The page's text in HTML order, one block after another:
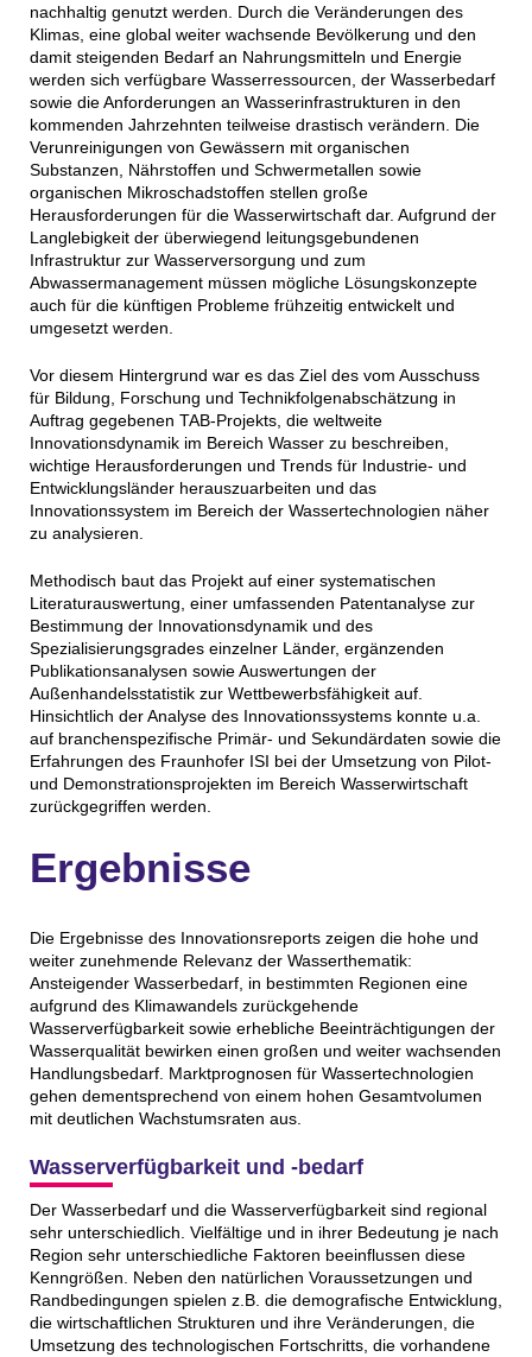
nachhaltig genutzt werden. Durch die Veränderungen des
Klimas, eine global weiter wachsende Bevölkerung und den
damit steigenden Bedarf an Nahrungsmitteln und Energie
werden sich verfügbare Wasserressourcen, der Wasserbedarf
sowie die Anforderungen an Wasserinfrastrukturen in den
kommenden Jahrzehnten teilweise drastisch verändern. Die
Verunreinigungen von Gewässern mit organischen
Substanzen, Nährstoffen und Schwermetallen sowie
organischen Mikroschadstoffen stellen große
Herausforderungen für die Wasserwirtschaft dar. Aufgrund der
Langlebigkeit der überwiegend leitungsgebundenen
Infrastruktur zur Wasserversorgung und zum
Abwassermanagement müssen mögliche Lösungskonzepte
auch für die künftigen Probleme frühzeitig entwickelt und
umgesetzt werden.
Vor diesem Hintergrund war es das Ziel des vom Ausschuss
für Bildung, Forschung und Technikfolgenabschätzung in
Auftrag gegebenen TAB-Projekts, die weltweite
Innovationsdynamik im Bereich Wasser zu beschreiben,
wichtige Herausforderungen und Trends für Industrie- und
Entwicklungsländer herauszuarbeiten und das
Innovationssystem im Bereich der Wassertechnologien näher
zu analysieren.
Methodisch baut das Projekt auf einer systematischen
Literaturauswertung, einer umfassenden Patentanalyse zur
Bestimmung der Innovationsdynamik und des
Spezialisierungsgrades einzelner Länder, ergänzenden
Publikationsanalysen sowie Auswertungen der
Außenhandelsstatistik zur Wettbewerbsfähigkeit auf.
Hinsichtlich der Analyse des Innovationssystems konnte u.a.
auf branchenspezifische Primär- und Sekundärdaten sowie die
Erfahrungen des Fraunhofer ISI bei der Umsetzung von Pilot-
und Demonstrationsprojekten im Bereich Wasserwirtschaft
zurückgegriffen werden.
Ergebnisse
Die Ergebnisse des Innovationsreports zeigen die hohe und
weiter zunehmende Relevanz der Wasserthematik:
Ansteigender Wasserbedarf, in bestimmten Regionen eine
aufgrund des Klimawandels zurückgehende
Wasserverfügbarkeit sowie erhebliche Beeinträchtigungen der
Wasserqualität bewirken einen großen und weiter wachsenden
Handlungsbedarf. Marktprognosen für Wassertechnologien
gehen dementsprechend von einem hohen Gesamtvolumen
mit deutlichen Wachstumsraten aus.
Wasserverfügbarkeit und -bedarf
Der Wasserbedarf und die Wasserverfügbarkeit sind regional
sehr unterschiedlich. Vielfältige und in ihrer Bedeutung je nach
Region sehr unterschiedliche Faktoren beeinflussen diese
Kenngrößen. Neben den natürlichen Voraussetzungen und
Randbedingungen spielen z.B. die demografische Entwicklung,
die wirtschaftlichen Strukturen und ihre Veränderungen, die
Umsetzung des technologischen Fortschritts, die vorhandene